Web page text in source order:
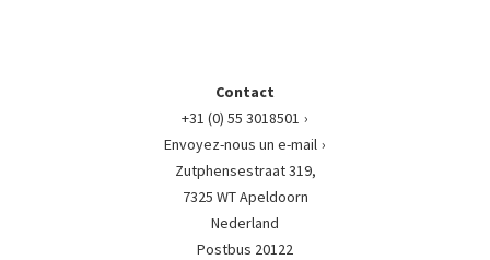
Contact
+31 (0) 55 3018501
Envoyez-nous un e-mail
Zutphensestraat 319,
7325 WT Apeldoorn
Nederland
Postbus 20122